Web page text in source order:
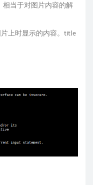
相当于对图片内容的解
上时显示的内容。title